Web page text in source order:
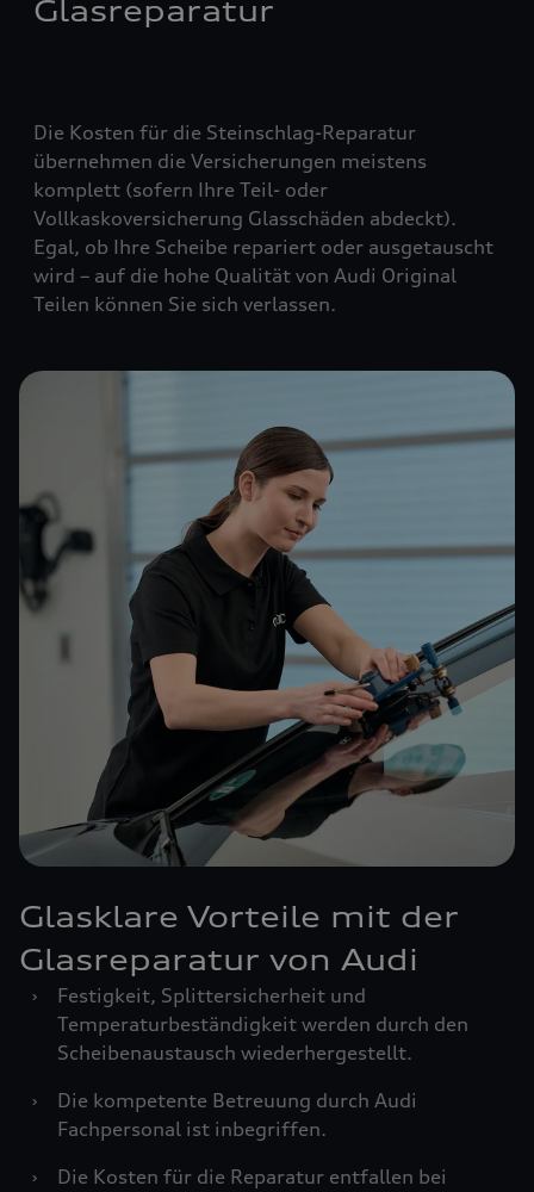
Glasreparatur
Die Kosten für die Steinschlag-Reparatur
übernehmen die Versicherungen meistens
komplett (sofern Ihre Teil- oder
Vollkaskoversicherung Glasschäden abdeckt).
Egal, ob Ihre Scheibe repariert oder ausgetauscht
wird – auf die hohe Qualität von Audi Original
Teilen können Sie sich verlassen.
Glasklare Vorteile mit der
Glasreparatur von Audi
›
Festigkeit, Splittersicherheit und
Temperaturbeständigkeit werden durch den
Scheibenaustausch wiederhergestellt.
›
Die kompetente Betreuung durch Audi
Fachpersonal ist inbegriffen.
›
Die Kosten für die Reparatur entfallen bei